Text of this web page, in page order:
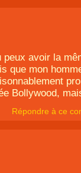
avoir la
que mon
Bollywood,
Répondre à ce